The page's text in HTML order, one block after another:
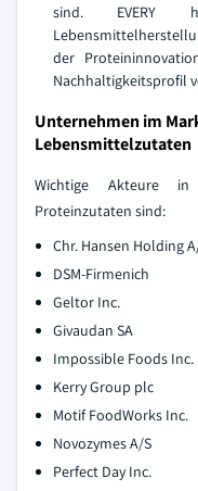
sind. EVERY
der
Nachhaltigkeitsprofil
Unternehmen im
Lebensmittelzutaten
Wichtige Akteure
Proteinzutaten sind:
Chr. Hansen Holding
DSM-Firmenich
Geltor Inc.
Givaudan SA
Impossible Foods Inc.
Kerry Group plc
Motif FoodWorks Inc.
Novozymes A/S
Perfect Day Inc.